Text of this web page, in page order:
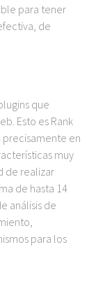
para tener
de
que
Esto es Rank
precisamente en
muy
de realizar
de hasta 14
análisis de
para los